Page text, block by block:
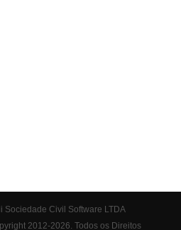
Sociedade Civil Software LTDA
2012-2026. Todos os Direitos